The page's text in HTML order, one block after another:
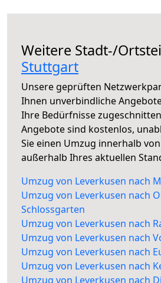
Weitere Stadt-/
Stuttgart
Unsere geprüften
Ihnen unverbindliche
Ihre Bedürfnisse
Angebote sind kostenlos,
Sie einen Umzug innerhalb
außerhalb Ihres aktuellen
Umzug von Leverkusen nach
Umzug von Leverkusen nach
Schlossgarten
Umzug von Leverkusen nach
Umzug von Leverkusen nach
Umzug von Leverkusen nach
Umzug von Leverkusen nach
Umzug von Leverkusen nach